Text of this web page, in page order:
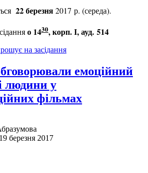
22 березня2017 р. (середа).
о 1430, корп. І, ауд. 514
на засідання
емоційний
людини у
фільмах
березня 2017